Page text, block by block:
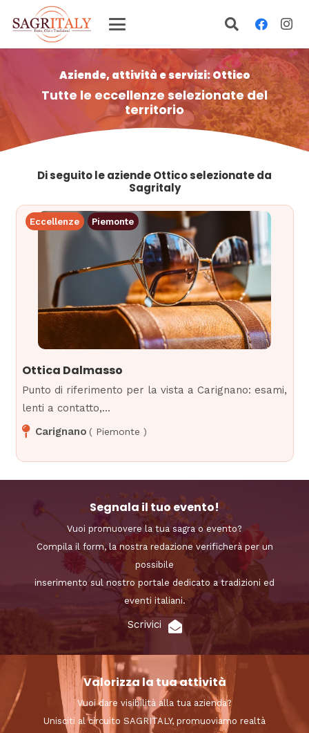
Aziende, attività e servizi: Ottico
Tutte le eccellenze selezionate del
territorio
Di seguito le aziende Ottico selezionate da
Sagritaly
Eccellenze Piemonte
Ottica Dalmasso
Punto di riferimento per la vista a Carignano: esami,
lenti a contatto,…
Carignano ( Piemonte )
Segnala il tuo evento!
Vuoi promuovere la tua sagra o evento?
Compila il form, la nostra redazione verificherà per un
possibile
inserimento sul nostro portale dedicato a tradizioni ed
eventi italiani.
Scrivici
Valorizza la tua attività
Vuoi dare visibilità alla tua azienda?
Unisciti al circuito SAGRITALY, promuoviamo realtà